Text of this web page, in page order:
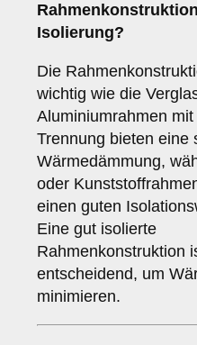
Rahmenkonstruktion
Isolierung?
Die
wichtig wie die
Aluminiumrahmen
Trennung bieten eine
Wärmedämmung,
oder
einen guten
Eine gut isolierte
Rahmenkonstruktion
entscheidend, um
minimieren.